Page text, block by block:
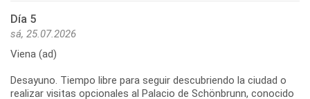
Día 5
sá, 25.07.2026
Viena (ad)
Desayuno. Tiempo libre para seguir descubriendo la ciudad o
realizar visitas opcionales al Palacio de Schönbrunn, conocido